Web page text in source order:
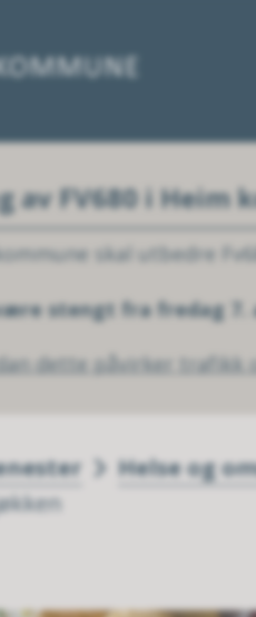
av FV680 i Heim
skal utbedre
stengt fra fredag 7.
dette påvirker trafikk
Helse og